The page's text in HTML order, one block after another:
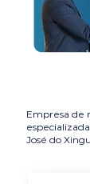
Empresa de
José do Xingu